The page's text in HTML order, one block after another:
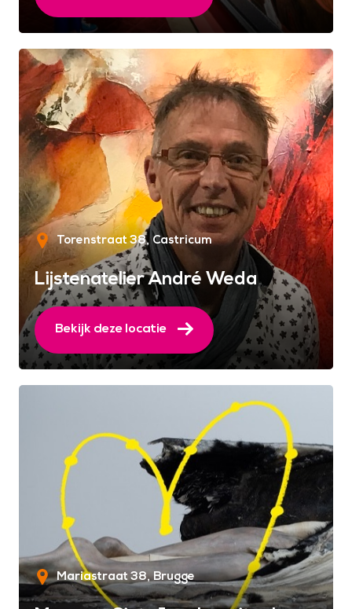
Torenstraat 38 Castricum
Lijstenatelier André Weda
Bekijk deze locatie
Mariastraat 38 Brugge